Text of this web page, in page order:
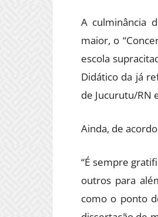
A culminância
maior, o
escola
Didático da já
de Jucurutu/RN
Ainda, de
“É sempre
outros para
como o ponto